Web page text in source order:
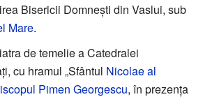
Bisericii Domnești din Vaslui, sub
Mare.
de temelie a Catedralei
cu hramul „Sfântul Nicolae al
Pimen Georgescu, în prezența